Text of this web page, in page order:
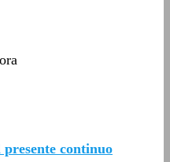
continuo